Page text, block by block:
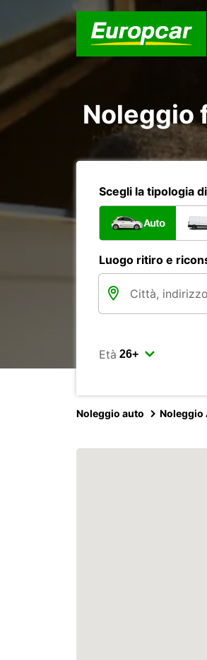
Noleggio
Scegli la tipologia
Auto
Luogo ritiro e
Età
Noleggio auto Noleggio